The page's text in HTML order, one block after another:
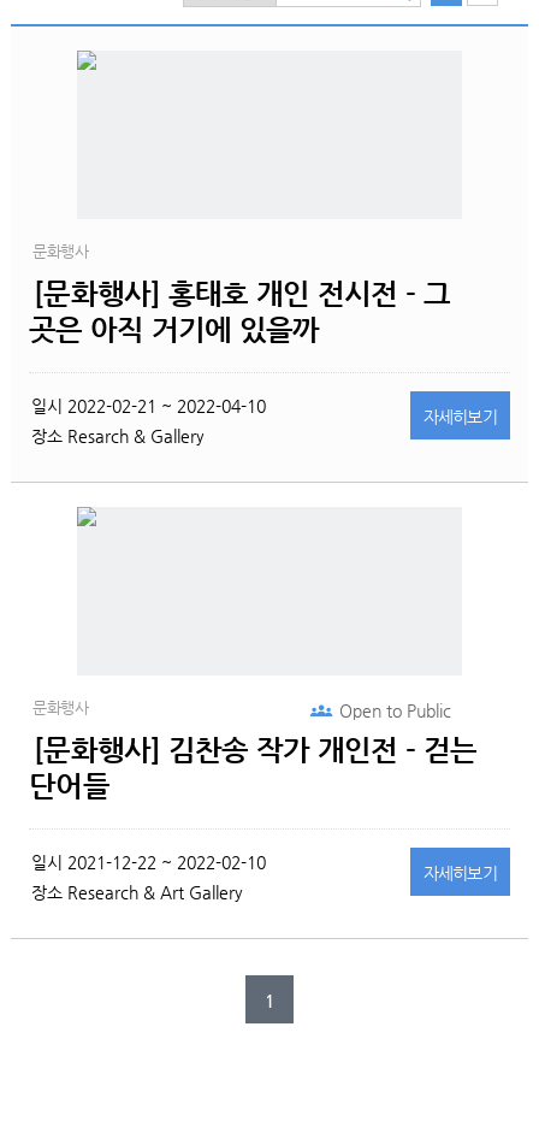
문화행사
[문화행사] 홍태호 개인 전시전 - 그
곳은 아직 거기에 있을까
일시 2022-02-21 ~ 2022-04-10
장소 Resarch & Gallery
자세히보기
문화행사
[문화행사] 김찬송 작가 개인전 - 걷는
단어들
Open toPublic
일시 2021-12-22 ~ 2022-02-10
장소 Research & Art Gallery
자세히보기
1